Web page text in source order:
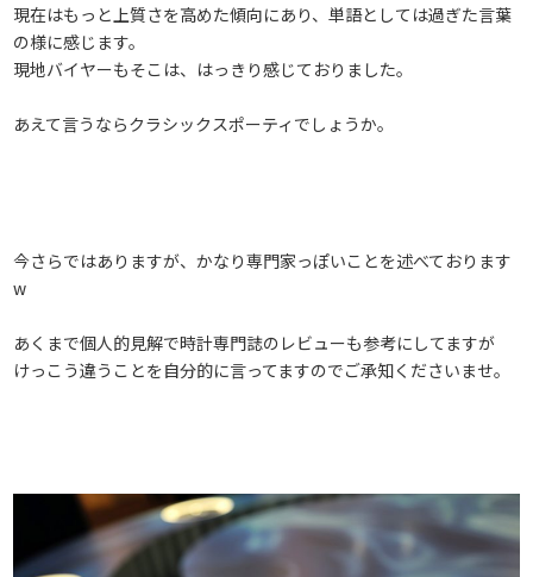
現在はもっと上質さを高めた傾向にあり、単語としては過ぎた言葉
の様に感じます。
現地バイヤーもそこは、はっきり感じておりました。
あえて言うならクラシックスポーティでしょうか。
今さらではありますが、かなり専門家っぽいことを述べております
w
あくまで個人的見解で時計専門誌のレビューも参考にしてますが
けっこう違うことを自分的に言ってますのでご承知くださいませ。